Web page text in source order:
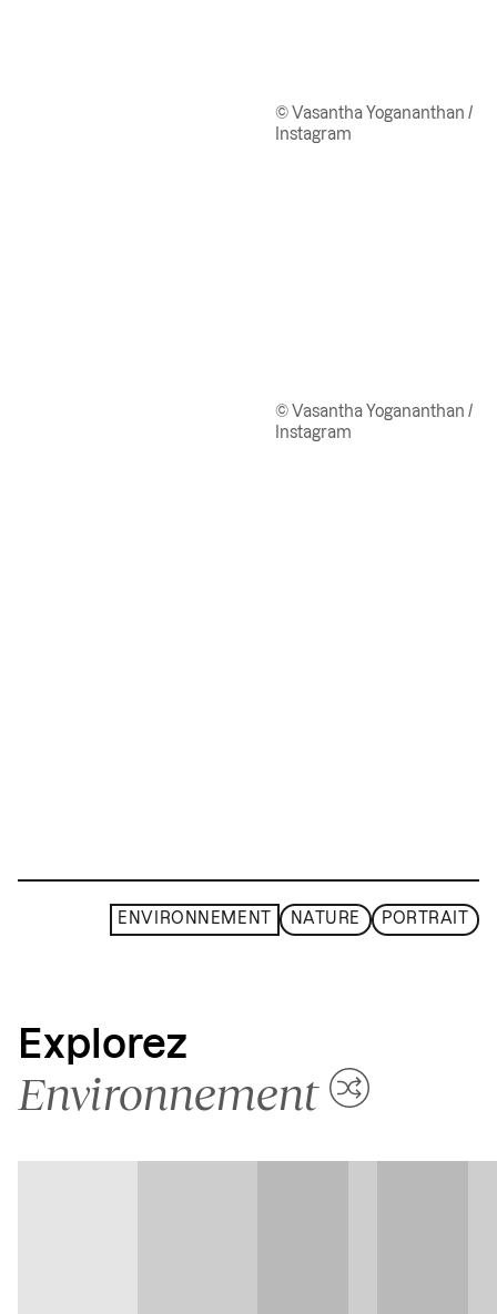
© Vasantha Yogananthan /
Instagram
© Vasantha Yogananthan /
Instagram
ENVIRONNEMENT NATURE PORTRAIT
Explorez
Environnement